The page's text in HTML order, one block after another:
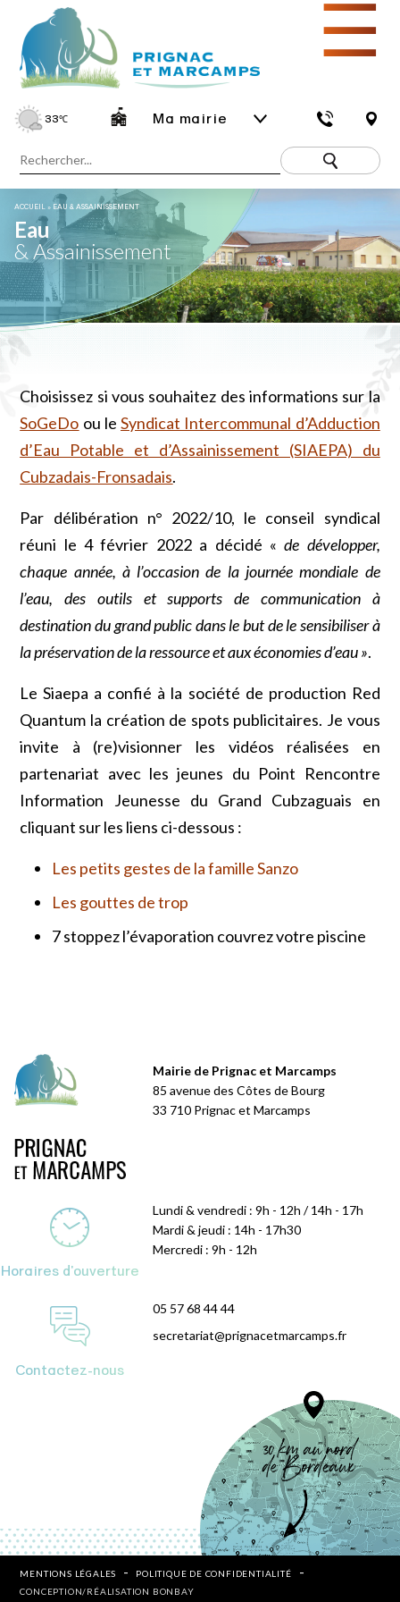
33℃ Ma mairie
☰
ACCUEIL » EAU & ASSAINISSEMENT
Eau
& Assainissement
Choisissez si vous souhaitez des informations sur la
SoGeDo ou leSyndicat Intercommunal d’Adduction
d’Eau Potable et d’Assainissement (SIAEPA) du
Cubzadais-Fronsadais.
Par délibération n° 2022/10, le conseil syndical
réuni le 4 février 2022 a décidé «de développer,
chaque année, à l’occasion de la journée mondiale de
l’eau, des outils et supports de communication à
destination du grand public dans le but de le sensibiliser à
la préservation de la ressource et aux économies d’eau ».
Le Siaepa a confié à la société de production Red
Quantum la création de spots publicitaires. Je vous
invite à (re)visionner les vidéos réalisées en
partenariat avec les jeunes du Point Rencontre
Information Jeunesse du Grand Cubzaguais en
cliquant sur les liens ci-dessous :
Les petits gestes de la famille Sanzo
Les gouttes de trop
7 stoppez l’évaporation couvrez votre piscine
Mairie de Prignac et Marcamps
85 avenue des Côtes de Bourg
33 710 Prignac et Marcamps
Horaires d'ouverture
Lundi & vendredi : 9h - 12h / 14h - 17h
Mardi & jeudi : 14h - 17h30
Mercredi : 9h - 12h
Contactez-nous
05 57 68 44 44
secretariat@prignacetmarcamps.fr
MENTIONS LÉGALES
POLITIQUE DE CONFIDENTIALITÉ
CONCEPTION/RÉALISATION BONBAY